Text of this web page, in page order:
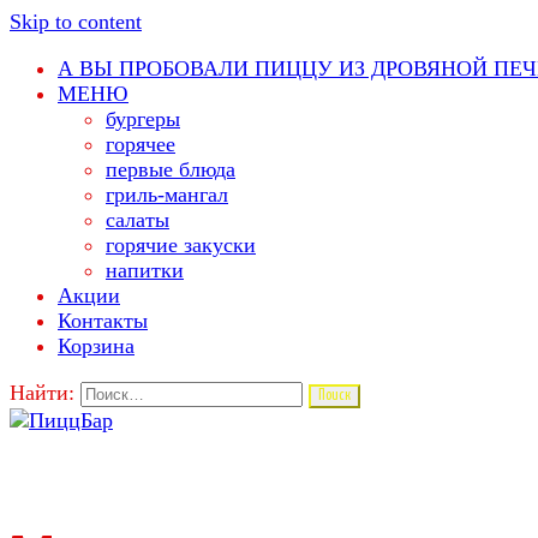
Skip to content
А ВЫ ПРОБОВАЛИ ПИЦЦУ ИЗ ДРОВЯНОЙ
МЕНЮ
бургеры
горячее
первые блюда
гриль-мангал
салаты
горячие закуски
напитки
Акции
Контакты
Корзина
Найти: